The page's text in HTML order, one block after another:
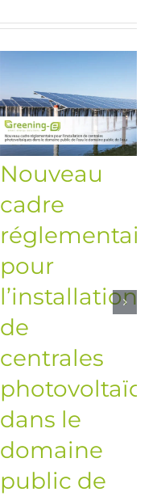
Nouveau
cadre
réglementaire
pour
l’installation
de
centrales
dans le
domaine
public de